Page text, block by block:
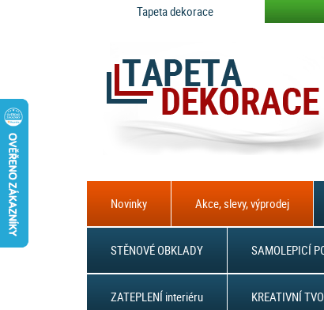
Tapeta dekorace
Novinky Akce, slevy, výprodej
STĚNOVÉ OBKLADY SAMOLEPICÍ
ZATEPLENÍ interiéru KREATIVNÍ